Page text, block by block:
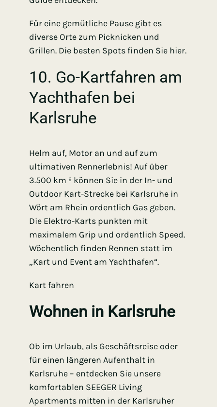
Für eine gemütliche Pause gibt es
diverse Orte zum Picknicken und
Grillen. Die besten Spots finden Sie hier.
10. Go-Kartfahren am
Yachthafen bei
Karlsruhe
Helm auf, Motor an und auf zum
ultimativen Rennerlebnis! Auf über
3.500 km ² können Sie in der In- und
Outdoor Kart-Strecke bei Karlsruhe in
Wört am Rhein ordentlich Gas geben.
Die Elektro-Karts punkten mit
maximalem Grip und ordentlich Speed.
Wöchentlich finden Rennen statt im
„Kart und Event am Yachthafen“.
Kart fahren
Wohnen in Karlsruhe
Ob im Urlaub, als Geschäftsreise oder
für einen längeren Aufenthalt in
Karlsruhe – entdecken Sie unsere
komfortablen SEEGER Living
Apartments mitten in der Karlsruher